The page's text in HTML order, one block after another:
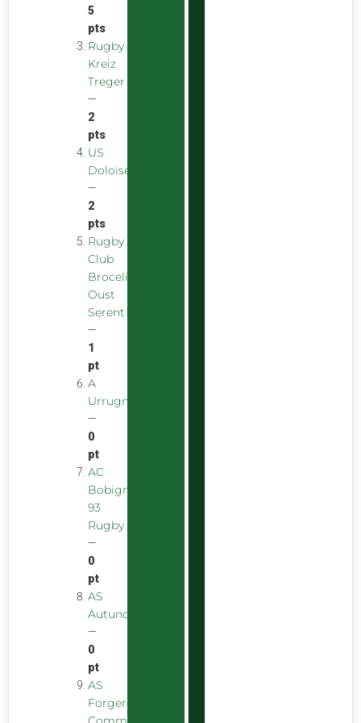
5
pts
Rugby
Kreiz
Treger
—
2
pts
US
Doloise
—
2
pts
Rugby
Club
Broceliande
Oust
Serent
—
1
pt
A
Urrugnarrak
—
0
pt
AC
Bobigny
93
Rugby
—
0
pt
AS
Autunoise
—
0
pt
AS
Forgeron